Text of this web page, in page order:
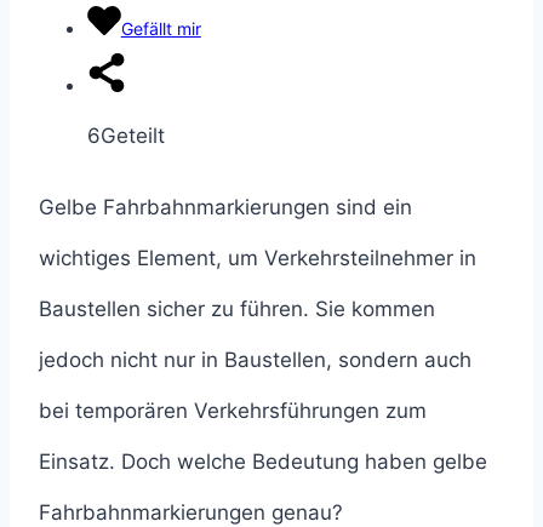
Gefällt mir
6Geteilt
Gelbe Fahrbahnmarkierungen sind ein
wichtiges Element, um Verkehrsteilnehmer in
Baustellen sicher zu führen. Sie kommen
jedoch nicht nur in Baustellen, sondern auch
bei temporären Verkehrsführungen zum
Einsatz. Doch welche Bedeutung haben gelbe
Fahrbahnmarkierungen genau?